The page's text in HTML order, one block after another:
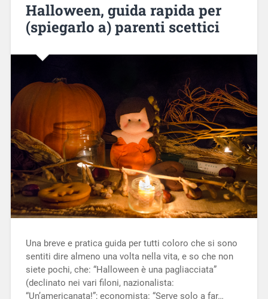
Halloween, guida rapida per
(spiegarlo a) parenti scettici
Una breve e pratica guida per tutti coloro che si sono
sentiti dire almeno una volta nella vita, e so che non
siete pochi, che: “Halloween è una pagliacciata”
(declinato nei vari filoni, nazionalista:
“Un’americanata!”; economista: “Serve solo a far…